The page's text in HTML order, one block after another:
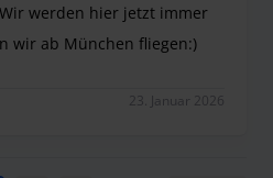
werden hier jetzt immer
wir ab München fliegen:)
23. Januar 2026